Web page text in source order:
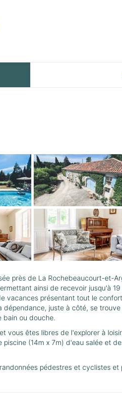
près de La Rochebeaucourt-et-
ainsi de recevoir jusqu'à
vacances présentant tout le
juste à côté, se
bain ou douche.
êtes libres de l'explorer à
(14m x 7m) d'eau salée et
pédestres et cyclistes